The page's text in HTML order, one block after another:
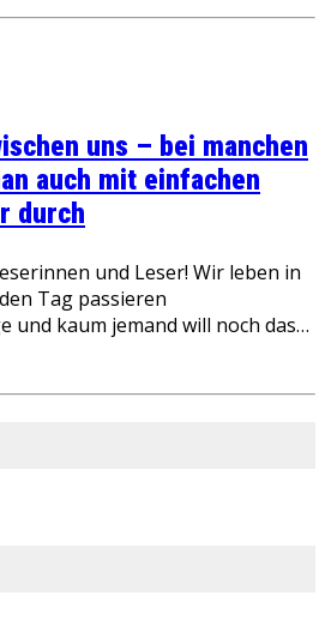
uns – bei manchen
auch mit einfachen
durch
und Leser! Wir leben in
Tag passieren
und kaum jemand will noch das…